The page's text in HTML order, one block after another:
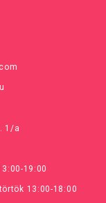
1/a
19:00
13:00-18:00